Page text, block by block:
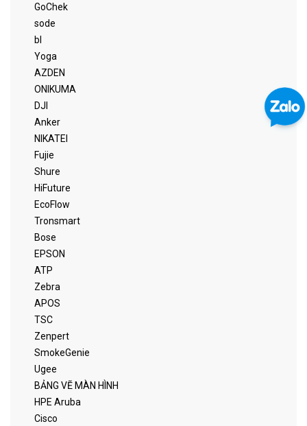
GoChek
sode
bl
Yoga
AZDEN
ONIKUMA
DJI
Anker
NIKATEI
Fujie
Shure
HiFuture
EcoFlow
Tronsmart
Bose
EPSON
ATP
Zebra
APOS
TSC
Zenpert
SmokeGenie
Ugee
BẢNG VẼ MÀN HÌNH
HPE Aruba
Cisco